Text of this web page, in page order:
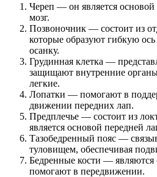
Череп — он является
мозг.
Позвоночник — состоит из
которые образуют гибкую
осанку.
Грудинная клетка —
защищают внутренние
легкие.
Лопатки — помогают в
движении передних лап.
Предплечье — состоит из
является основой передней
Тазобедренный пояс —
туловищем, обеспечивая
Бедренные кости — являются
помогают в передвижении.